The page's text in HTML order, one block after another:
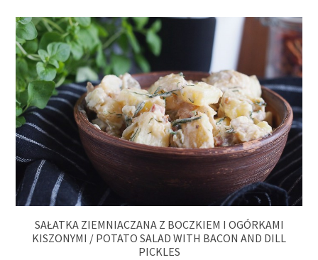
SAŁATKA ZIEMNIACZANA Z BOCZKIEM I OGÓRKAMI
KISZONYMI / POTATO SALAD WITH BACON AND DILL
PICKLES